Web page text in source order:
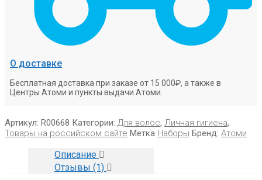
О доставке
Бесплатная доставка при заказе от 15 000₽, а также в
Центры Атоми и пункты выдачи Атоми.
Артикул: R00668 Категории: Для волос, Личная гигиена,
Товары на российском сайте Метка Наборы Бренд: Атоми
Описание
Отзывы (1)